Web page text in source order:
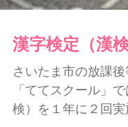
漢字検定（漢
さいたま市の放課
「ててスクール」